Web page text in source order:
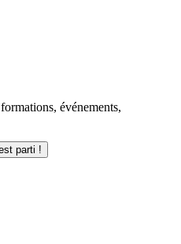
événements,
parti !